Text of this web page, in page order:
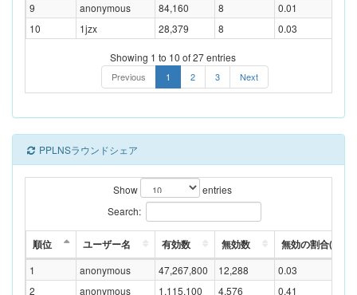
9
anonymous 84,160 8
0.01
10
1jzx 28,379 8 0.03
Showing 1 to 10 of 27 entries
Previous 1 2 3 Next
PPLNSラウンドシェア
Show
entries
Search:
順位 ユーザー名 有効数 無効数 無効の割合(%)
1 anonymous 47,267,800 12,288
0.03
2
anonymous 1,115,100 4,576 0.41